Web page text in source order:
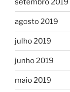
setembro 2019
agosto 2019
julho 2019
junho 2019
maio 2019